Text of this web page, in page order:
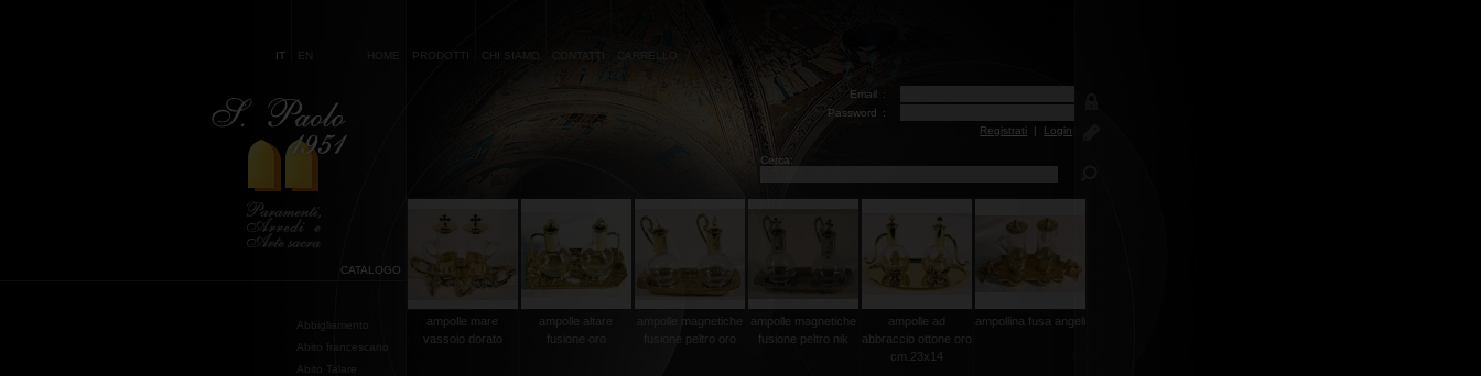
IT EN HOME PRODOTTI CHI SIAMO CONTATTI
Email :
Password
:
Registrati | Login
Cerca:
CATALOGO
Abbigliamento
Abito francescano
Abito Talare
ampolle mare
vassoio dorato
ampolle altare
fusione oro
ampolle magnetiche
fusione peltro oro
ampolle magnetiche
fusione peltro nik
ampolle ad
abbraccio ottone oro
cm.23x14
ampollina fusa angeli